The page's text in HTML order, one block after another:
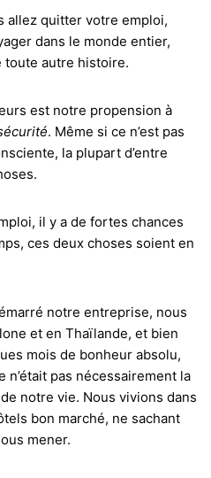
allez quitter votre emploi,
dans le monde entier,
toute autre histoire.
est notre propension à
. Même si ce n’est pas
la plupart d’entre
il y a de fortes chances
ces deux choses soient en
notre entreprise, nous
et en Thaïlande, et bien
mois de bonheur absolu,
n’était pas nécessairement la
notre vie. Nous vivions dans
bon marché, ne sachant
mener.